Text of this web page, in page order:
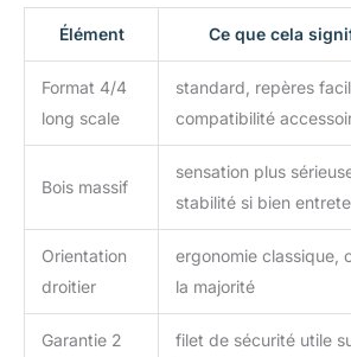
Élément Ce que cela
Format 4/4
long scale
standard, repères
compatibilité
Bois massif
sensation plus
stabilité si bien
Orientation
droitier
ergonomie classique,
la majorité
Garantie 2
filet de sécurité utile